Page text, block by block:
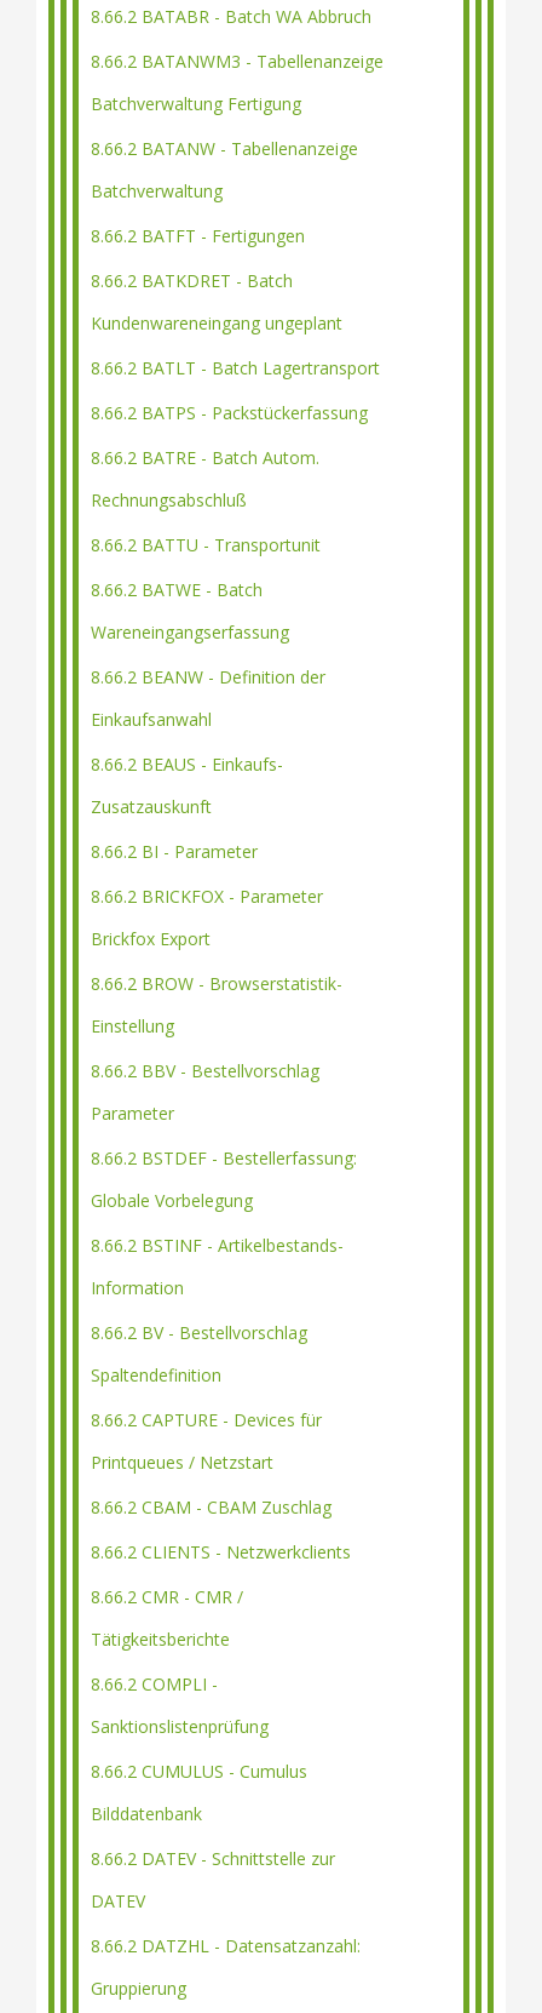
8.66.2 BATABR - Batch WA Abbruch
8.66.2 BATANWM3 - Tabellenanzeige
Batchverwaltung Fertigung
8.66.2 BATANW - Tabellenanzeige
Batchverwaltung
8.66.2 BATFT - Fertigungen
8.66.2 BATKDRET - Batch
Kundenwareneingang ungeplant
8.66.2 BATLT - Batch Lagertransport
8.66.2 BATPS - Packstückerfassung
8.66.2 BATRE - Batch Autom.
Rechnungsabschluß
8.66.2 BATTU - Transportunit
8.66.2 BATWE - Batch
Wareneingangserfassung
8.66.2 BEANW - Definition der
Einkaufsanwahl
8.66.2 BEAUS - Einkaufs-
Zusatzauskunft
8.66.2 BI - Parameter
8.66.2 BRICKFOX - Parameter
Brickfox Export
8.66.2 BROW - Browserstatistik-
Einstellung
8.66.2 BBV - Bestellvorschlag
Parameter
8.66.2 BSTDEF - Bestellerfassung:
Globale Vorbelegung
8.66.2 BSTINF - Artikelbestands-
Information
8.66.2 BV - Bestellvorschlag
Spaltendefinition
8.66.2 CAPTURE - Devices für
Printqueues / Netzstart
8.66.2 CBAM - CBAM Zuschlag
8.66.2 CLIENTS - Netzwerkclients
8.66.2 CMR - CMR /
Tätigkeitsberichte
8.66.2 COMPLI -
Sanktionslistenprüfung
8.66.2 CUMULUS - Cumulus
Bilddatenbank
8.66.2 DATEV - Schnittstelle zur
DATEV
8.66.2 DATZHL - Datensatzanzahl:
Gruppierung